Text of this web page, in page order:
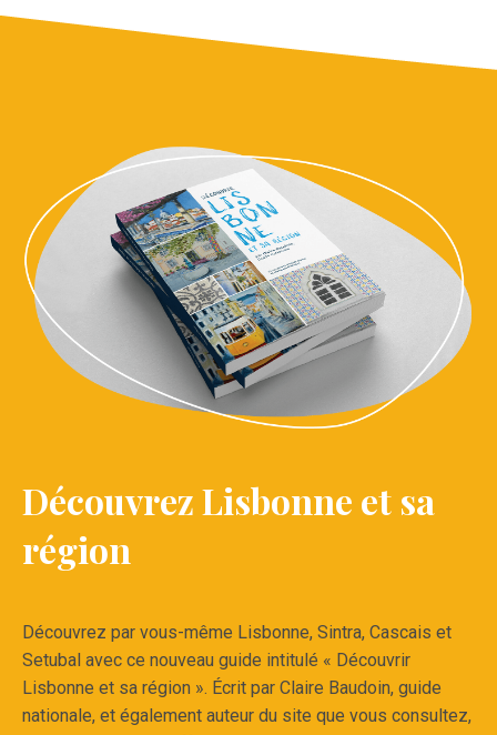
Découvrez Lisbonne et sa
région
Découvrez par vous-même Lisbonne, Sintra, Cascais et
Setubal avec ce nouveau guide intitulé « Découvrir
Lisbonne et sa région ». Écrit par Claire Baudoin, guide
nationale, et également auteur du site que vous consultez,